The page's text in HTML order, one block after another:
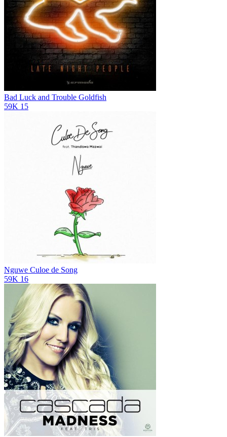
Bad Luck and Trouble Goldfish
59K 15
Nguwe Culoe de Song
59K 16